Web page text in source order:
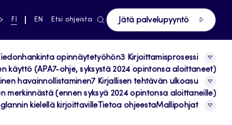
pääsivustolle
NYKYINEN
FI
VAIHDA
EN Etsi ohjeista Jätä palvelupyyntö
opinnäytetyöhön3 Kirjoittamisprosessi
käyttö (APA7-ohje, syksystä 2024 opintonsa aloittaneet)
havainnollistaminen7 Kirjallisen tehtävän ulkoasu
merkinnästä (ennen syksyä 2024 opintonsa aloittaneille)
kielellä kirjoittavilleTietoa ohjeestaMallipohjat